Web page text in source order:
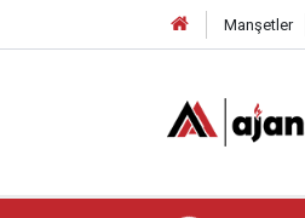
Manşetler